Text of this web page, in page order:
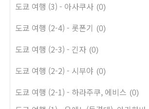
도쿄 여행 (3) - 아사쿠사 (0)
도쿄 여행 (2-4) - 롯폰기 (0)
도쿄 여행 (2-3) - 긴자 (0)
도쿄 여행 (2-2) - 시부야 (0)
도쿄 여행 (2-1) - 하라주쿠, 에비스 (0)